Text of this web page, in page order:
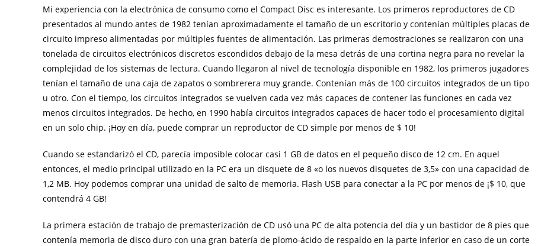
Mi experiencia con la electrónica de consumo como el Compact Disc es interesante. Los primeros reproductores de CD
presentados al mundo antes de 1982 tenían aproximadamente el tamaño de un escritorio y contenían múltiples placas de
circuito impreso alimentadas por múltiples fuentes de alimentación. Las primeras demostraciones se realizaron con una
tonelada de circuitos electrónicos discretos escondidos debajo de la mesa detrás de una cortina negra para no revelar la
complejidad de los sistemas de lectura. Cuando llegaron al nivel de tecnología disponible en 1982, los primeros jugadores
tenían el tamaño de una caja de zapatos o sombrerera muy grande. Contenían más de 100 circuitos integrados de un tipo
u otro. Con el tiempo, los circuitos integrados se vuelven cada vez más capaces de contener las funciones en cada vez
menos circuitos integrados. De hecho, en 1990 había circuitos integrados capaces de hacer todo el procesamiento digital
en un solo chip. ¡Hoy en día, puede comprar un reproductor de CD simple por menos de $ 10!
Cuando se estandarizó el CD, parecía imposible colocar casi 1 GB de datos en el pequeño disco de 12 cm. En aquel
entonces, el medio principal utilizado en la PC era un disquete de 8 «o los nuevos disquetes de 3,5» con una capacidad de
1,2 MB. Hoy podemos comprar una unidad de salto de memoria. Flash USB para conectar a la PC por menos de ¡$ 10, que
contendrá 4 GB!
La primera estación de trabajo de premasterización de CD usó una PC de alta potencia del día y un bastidor de 8 pies que
contenía memoria de disco duro con una gran batería de plomo-ácido de respaldo en la parte inferior en caso de un corte